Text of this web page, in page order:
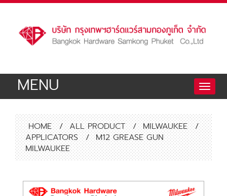
Toggle
MENU
HOME / ALL PRODUCT / MILWAUKEE
/
APPLICATORS
/ M12 GREASE GUN
MILWAUKEE